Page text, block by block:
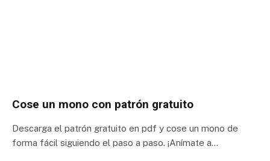
Cose un mono con patrón gratuito
Descarga el patrón gratuito en pdf y cose un mono de
forma fácil siguiendo el paso a paso. ¡Anímate a…